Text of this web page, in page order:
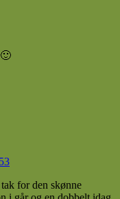
for den skønne